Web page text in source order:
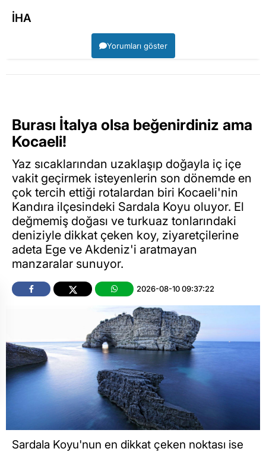
İHA
Yorumları göster
Burası İtalya olsa beğenirdiniz ama
Kocaeli!
Yaz sıcaklarından uzaklaşıp doğayla iç içe
vakit geçirmek isteyenlerin son dönemde en
çok tercih ettiği rotalardan biri Kocaeli'nin
Kandıra ilçesindeki Sardala Koyu oluyor. El
değmemiş doğası ve turkuaz tonlarındaki
deniziyle dikkat çeken koy, ziyaretçilerine
adeta Ege ve Akdeniz'i aratmayan
manzaralar sunuyor.
2026-08-10 09:37:22
Sardala Koyu'nun en dikkat çeken noktası ise